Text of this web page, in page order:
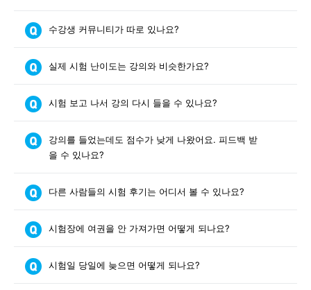
수강생 커뮤니티가 따로 있나요?
실제 시험 난이도는 강의와 비슷한가요?
시험 보고 나서 강의 다시 들을 수 있나요?
강의를 들었는데도 점수가 낮게 나왔어요. 피드백 받
을 수 있나요?
다른 사람들의 시험 후기는 어디서 볼 수 있나요?
시험장에 여권을 안 가져가면 어떻게 되나요?
시험일 당일에 늦으면 어떻게 되나요?